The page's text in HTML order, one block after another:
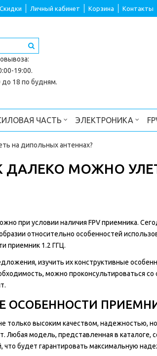
Скидки Личный кабинет Корзина Контакты
:
19:00.
до 18 по будням.
ЧАСТЬ ЭЛЕКТРОНИКА
на дипольных антеннах?
ДАЛЕКО МОЖНО
при условии наличия FPV приемника.
относительно особенностей
приемник 1.2 ГГЦ.
изучить их конструктивные
можно проконсультироваться
ОСОБЕННОСТИ
только высоким качеством, надежностью,
Любая модель, представленная в каталоге,
будет гарантировать максимальную